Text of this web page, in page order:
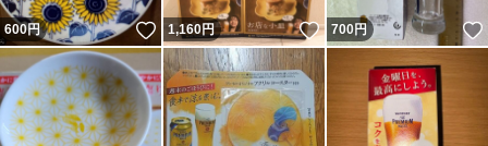
600円 いいね！
1,160円 いいね！
700円